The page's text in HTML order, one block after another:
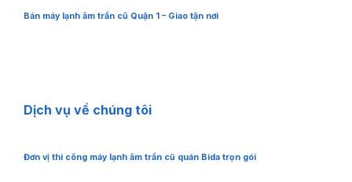
Bán máy lạnh âm trần cũ Quận 1 – Giao tận nơi
Dịch vụ về chúng tôi
Đơn vị thi công máy lạnh âm trần cũ quán Bida trọn gói